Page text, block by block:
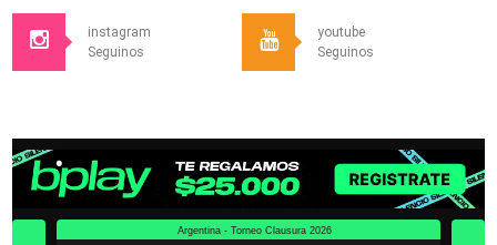
instagram
Seguinos
youtube
Seguinos